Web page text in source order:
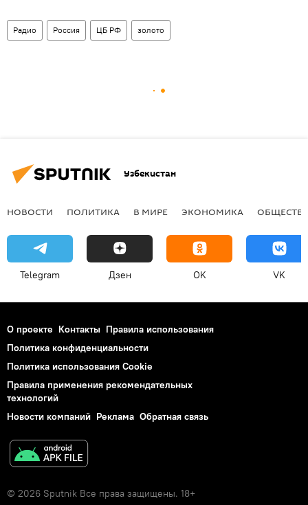
Радио Россия ЦБ РФ золото
Узбекистан
НОВОСТИ ПОЛИТИКА В МИРЕ ЭКОНОМИКА
Telegram Дзен OK VK
О проекте Контакты Правила использования
Политика конфиденциальности
Политика использования Cookie
Правила применения рекомендательных
технологий
Новости компаний Реклама Обратная связь
© 2026 Sputnik Все права защищены. 18+